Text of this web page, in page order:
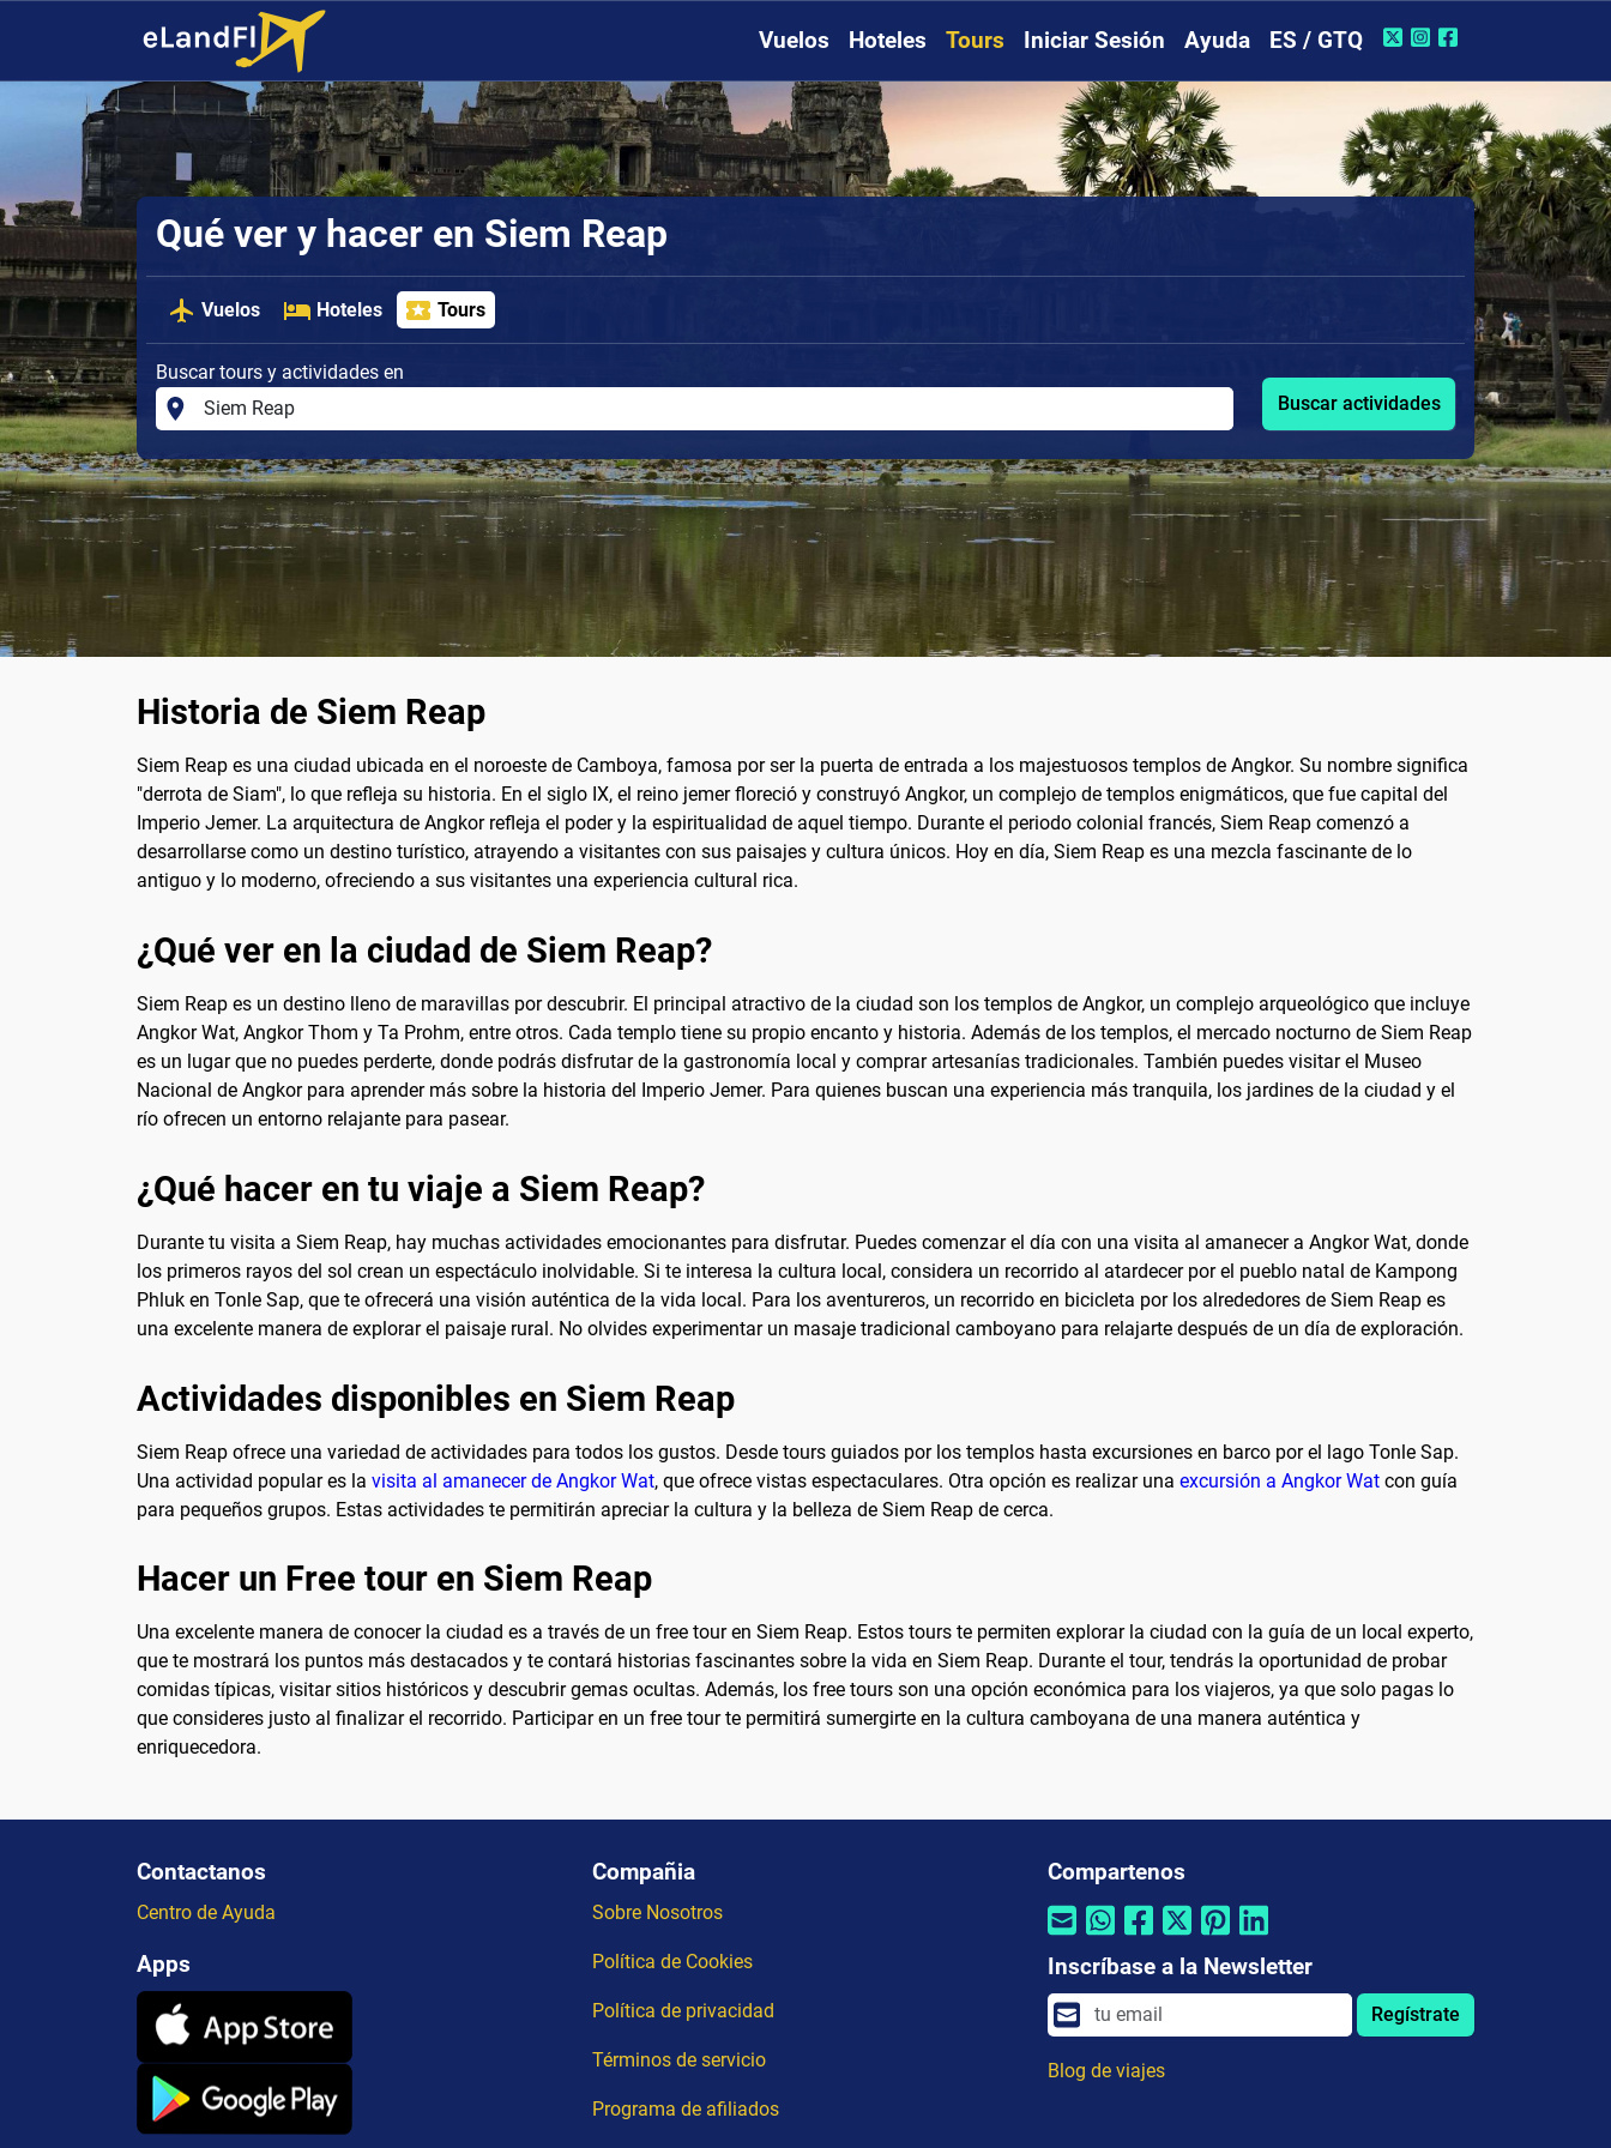
Vuelos Hoteles Tours Iniciar Sesión Ayuda ES / GTQ
Qué ver y hacer en Siem Reap
Vuelos Hoteles Tours
Buscar tours y actividades en
Buscar actividades
Historia de Siem Reap
Siem Reap es una ciudad ubicada en el noroeste de Camboya, famosa por ser la puerta de entrada a los majestuosos templos de Angkor. Su nombre significa
"derrota de Siam", lo que refleja su historia. En el siglo IX, el reino jemer floreció y construyó Angkor, un complejo de templos enigmáticos, que fue capital del
Imperio Jemer. La arquitectura de Angkor refleja el poder y la espiritualidad de aquel tiempo. Durante el periodo colonial francés, Siem Reap comenzó a
desarrollarse como un destino turístico, atrayendo a visitantes con sus paisajes y cultura únicos. Hoy en día, Siem Reap es una mezcla fascinante de lo
antiguo y lo moderno, ofreciendo a sus visitantes una experiencia cultural rica.
¿Qué ver en la ciudad de Siem Reap?
Siem Reap es un destino lleno de maravillas por descubrir. El principal atractivo de la ciudad son los templos de Angkor, un complejo arqueológico que incluye
Angkor Wat, Angkor Thom y Ta Prohm, entre otros. Cada templo tiene su propio encanto y historia. Además de los templos, el mercado nocturno de Siem Reap
es un lugar que no puedes perderte, donde podrás disfrutar de la gastronomía local y comprar artesanías tradicionales. También puedes visitar el Museo
Nacional de Angkor para aprender más sobre la historia del Imperio Jemer. Para quienes buscan una experiencia más tranquila, los jardines de la ciudad y el
río ofrecen un entorno relajante para pasear.
¿Qué hacer en tu viaje a Siem Reap?
Durante tu visita a Siem Reap, hay muchas actividades emocionantes para disfrutar. Puedes comenzar el día con una visita al amanecer a Angkor Wat, donde
los primeros rayos del sol crean un espectáculo inolvidable. Si te interesa la cultura local, considera un recorrido al atardecer por el pueblo natal de Kampong
Phluk en Tonle Sap, que te ofrecerá una visión auténtica de la vida local. Para los aventureros, un recorrido en bicicleta por los alrededores de Siem Reap es
una excelente manera de explorar el paisaje rural. No olvides experimentar un masaje tradicional camboyano para relajarte después de un día de exploración.
Actividades disponibles en Siem Reap
Siem Reap ofrece una variedad de actividades para todos los gustos. Desde tours guiados por los templos hasta excursiones en barco por el lago Tonle Sap.
Una actividad popular es la visita al amanecer de Angkor Wat, que ofrece vistas espectaculares. Otra opción es realizar una excursión a Angkor Wat con guía
para pequeños grupos. Estas actividades te permitirán apreciar la cultura y la belleza de Siem Reap de cerca.
Hacer un Free tour en Siem Reap
Una excelente manera de conocer la ciudad es a través de un free tour en Siem Reap. Estos tours te permiten explorar la ciudad con la guía de un local experto,
que te mostrará los puntos más destacados y te contará historias fascinantes sobre la vida en Siem Reap. Durante el tour, tendrás la oportunidad de probar
comidas típicas, visitar sitios históricos y descubrir gemas ocultas. Además, los free tours son una opción económica para los viajeros, ya que solo pagas lo
que consideres justo al finalizar el recorrido. Participar en un free tour te permitirá sumergirte en la cultura camboyana de una manera auténtica y
enriquecedora.
Contactanos
Centro de Ayuda
Apps
Compañia
Sobre Nosotros
Política de Cookies
Política de privacidad
Términos de servicio
Programa de afiliados
Compartenos
Inscríbase a la Newsletter
Regístrate
Blog de viajes